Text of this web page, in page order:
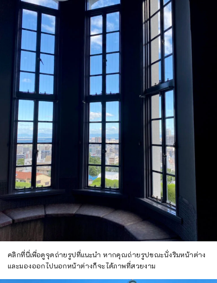
คลิกที่นี่เพื่อดูจุดถ่ายรูปที่แนะนำ หากคุณถ่ายรูปขณะนั่งริมหน้าต่าง
และมองออกไปนอกหน้าต่างก็จะได้ภาพที่สวยงาม